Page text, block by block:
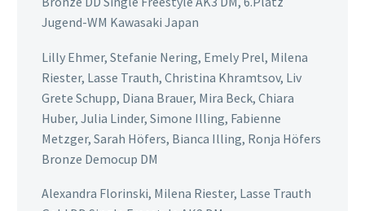
Jugend-WM Kawasaki Japan
Lilly Ehmer, Stefanie Nering, Emely Prel, Milena
Riester, Lasse Trauth, Christina Khramtsov, Liv
Grete Schupp, Diana Brauer, Mira Beck, Chiara
Huber, Julia Linder, Simone Illing, Fabienne
Metzger, Sarah Höfers, Bianca Illing, Ronja Höfers
Bronze Democup DM
Alexandra Florinski, Milena Riester, Lasse Trauth